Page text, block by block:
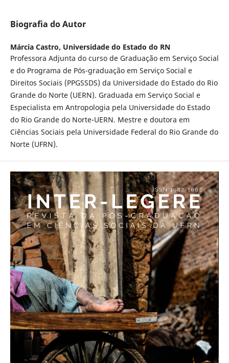
Biografia do Autor
Márcia Castro, Universidade do Estado do RN
Professora Adjunta do curso de Graduação em Serviço Social
e do Programa de Pós-graduação em Serviço Social e
Direitos Sociais (PPGSSDS) da Universidade do Estado do Rio
Grande do Norte (UERN). Graduada em Serviço Social e
Especialista em Antropologia pela Universidade do Estado
do Rio Grande do Norte-UERN. Mestre e doutora em
Ciências Sociais pela Universidade Federal do Rio Grande do
Norte (UFRN).